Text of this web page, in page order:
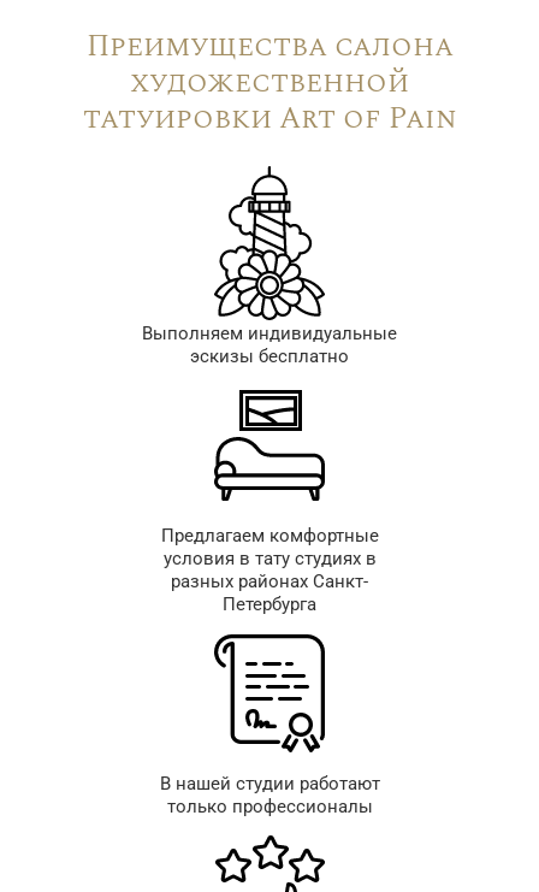
Преимущества салона
художественной
татуировки Art of Pain
Выполняем индивидуальные
эскизы бесплатно
Предлагаем комфортные
условия в тату студиях в
разных районах Санкт-
Петербурга
В нашей студии работают
только профессионалы